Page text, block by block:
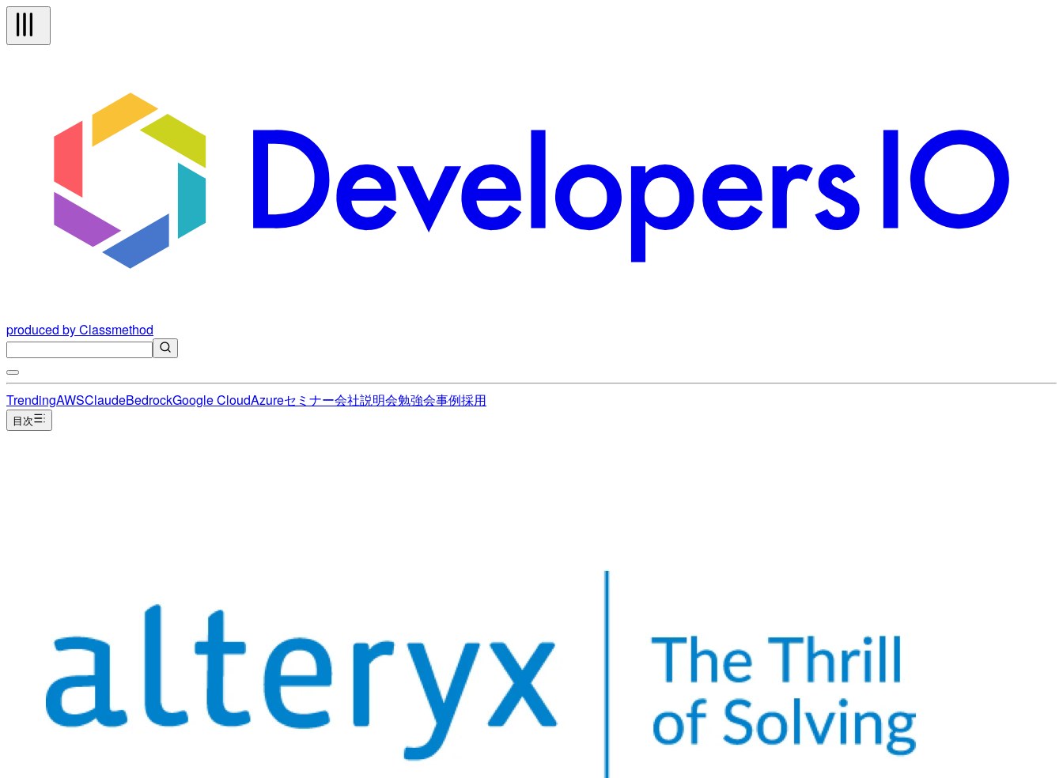
produced by Classmethod
TrendingAWSClaudeBedrockGoogle CloudAzureセミナー会社説明会勉強会事例採用
目次